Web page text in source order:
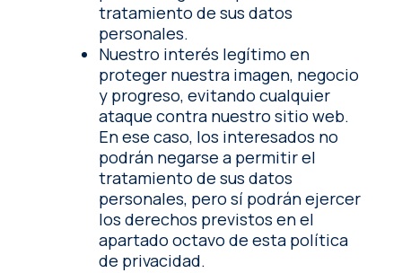
tratamiento de sus datos
personales.
Nuestro interés legítimo en
proteger nuestra imagen, negocio
y progreso, evitando cualquier
ataque contra nuestro sitio web.
En ese caso, los interesados no
podrán negarse a permitir el
tratamiento de sus datos
personales, pero sí podrán ejercer
los derechos previstos en el
apartado octavo de esta política
de privacidad.